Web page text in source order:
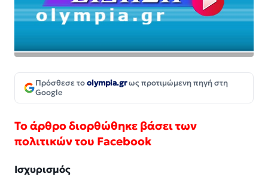
Πρόσθεσε τοolympia.grως προτιμώμενη πηγή στη
Google
Το άρθρο διορθώθηκε βάσει των
πολιτικών του Facebook
Ισχυρισμός